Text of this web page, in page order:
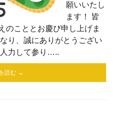
願いいたし
ます！ 皆
のこととお慶び申し上げま
り、誠にありがとうござい
力して参り…..
読む →